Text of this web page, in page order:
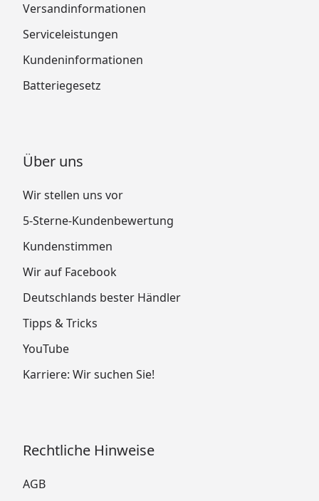
Versandinformationen
Serviceleistungen
Kundeninformationen
Batteriegesetz
Über uns
Wir stellen uns vor
5-Sterne-Kundenbewertung
Kundenstimmen
Wir auf Facebook
Deutschlands bester Händler
Tipps & Tricks
YouTube
Karriere: Wir suchen Sie!
Rechtliche Hinweise
AGB